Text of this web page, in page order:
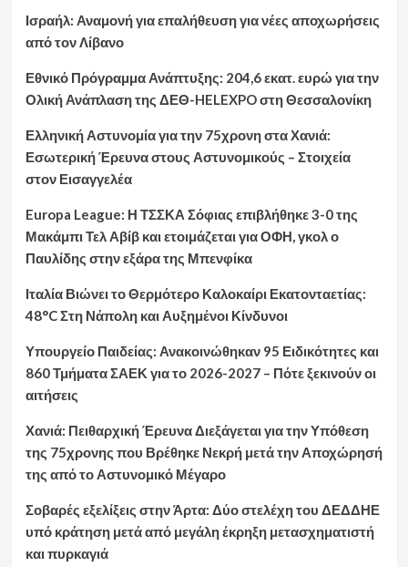
Ισραήλ: Αναμονή για επαλήθευση για νέες αποχωρήσεις
από τον Λίβανο
Εθνικό Πρόγραμμα Ανάπτυξης: 204,6 εκατ. ευρώ για την
Ολική Ανάπλαση της ΔΕΘ-HELEXPO στη Θεσσαλονίκη
Ελληνική Αστυνομία για την 75χρονη στα Χανιά:
Εσωτερική Έρευνα στους Αστυνομικούς – Στοιχεία
στον Εισαγγελέα
Europa League: Η ΤΣΣΚΑ Σόφιας επιβλήθηκε 3-0 της
Μακάμπι Τελ Αβίβ και ετοιμάζεται για ΟΦΗ, γκολ ο
Παυλίδης στην εξάρα της Μπενφίκα
Ιταλία Βιώνει το Θερμότερο Καλοκαίρι Εκατονταετίας:
48°C Στη Νάπολη και Αυξημένοι Κίνδυνοι
Υπουργείο Παιδείας: Ανακοινώθηκαν 95 Ειδικότητες και
860 Τμήματα ΣΑΕΚ για το 2026-2027 – Πότε ξεκινούν οι
αιτήσεις
Χανιά: Πειθαρχική Έρευνα Διεξάγεται για την Υπόθεση
της 75χρονης που Βρέθηκε Νεκρή μετά την Αποχώρησή
της από το Αστυνομικό Μέγαρο
Σοβαρές εξελίξεις στην Άρτα: Δύο στελέχη του ΔΕΔΔΗΕ
υπό κράτηση μετά από μεγάλη έκρηξη μετασχηματιστή
και πυρκαγιά